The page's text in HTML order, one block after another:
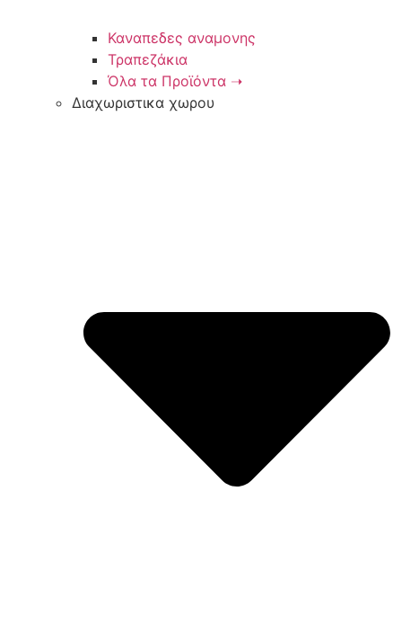
Καναπεδες αναμονης
Τραπεζάκια
Όλα τα Προϊόντα ➝
Διαχωριστικα χωρου